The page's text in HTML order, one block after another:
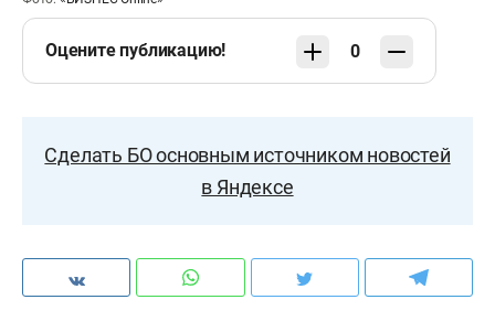
Оцените публикацию! 0
Сделать БО основным источником новостей
в Яндексе